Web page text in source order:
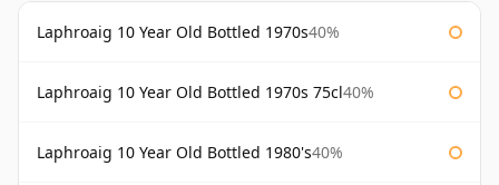
Laphroaig 10 Year Old Bottled 1970s40%
Laphroaig 10 Year Old Bottled 1970s 75cl40%
Laphroaig 10 Year Old Bottled 1980's40%